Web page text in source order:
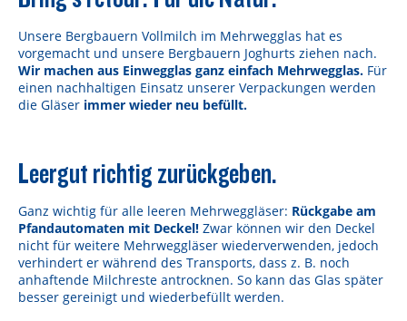
Unsere Bergbauern Vollmilch im Mehrwegglas hat es
vorgemacht und unsere Bergbauern Joghurts ziehen nach.
Wir machen aus Einwegglas ganz einfach Mehrwegglas. Für
einen nachhaltigen Einsatz unserer Verpackungen werden
die Gläser immer wieder neu befüllt.
Leergut richtig zurückgeben.
Ganz wichtig für alle leeren Mehrweggläser: Rückgabe am
Pfandautomaten mit Deckel! Zwar können wir den Deckel
nicht für weitere Mehrweggläser wiederverwenden, jedoch
verhindert er während des Transports, dass z. B. noch
anhaftende Milchreste antrocknen. So kann das Glas später
besser gereinigt und wiederbefüllt werden.